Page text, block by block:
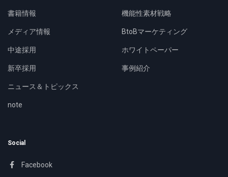
書籍情報
メディア情報
中途採用
新卒採用
ニュース＆トピックス
note
機能性素材戦略
BtoBマーケティング
ホワイトペーパー
事例紹介
Social
Facebook